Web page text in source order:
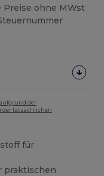
Preise ohne MWst
aufgrund der
der tatsächlichen
für
praktischen